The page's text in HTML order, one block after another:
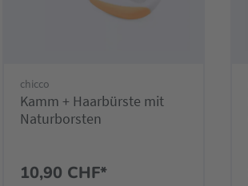
chicco
Kamm + Haarbürste mit
Naturborsten
10,90 CHF*